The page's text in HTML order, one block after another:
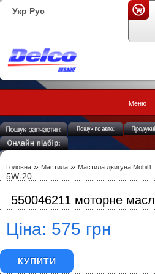
Укр Рус
Меню
Головна » Мастила » Мастила двигуна
5W-20
550046211 моторне
Ціна: 575 грн
КУПИТИ